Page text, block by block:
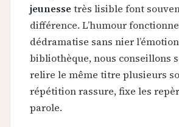
jeunesse très lisible font
différence. L’humour
dédramatise sans nier
bibliothèque, nous conseillons
relire le même titre plusieurs
répétition rassure, fixe les
parole.